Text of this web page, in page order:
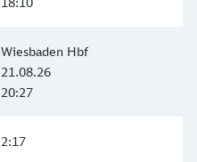
Wiesbaden Hbf
21.08.26
20:27
2:17